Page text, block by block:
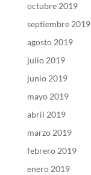
octubre 2019
septiembre 2019
agosto 2019
julio 2019
junio 2019
mayo 2019
abril 2019
marzo 2019
febrero 2019
enero 2019